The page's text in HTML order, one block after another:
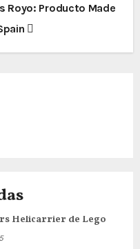
Royo: Producto Made
Helicarrier de Lego